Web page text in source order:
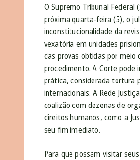
O Supremo Tribunal Federal
próxima quarta-feira (5), o
inconstitucionalidade da
vexatória em unidades
das provas obtidas por meio
procedimento. A Corte pode
prática, considerada tortura
internacionais. A Rede
coalizão com dezenas de
direitos humanos, como a
seu fim imediato.
Para que possam visitar